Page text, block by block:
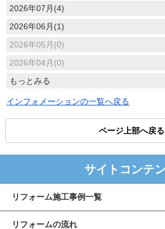
2026年07月(4)
2026年06月(1)
2026年05月(0)
2026年04月(0)
もっとみる
インフォメーションの一覧へ戻る
ページ上部へ戻る
サイトコンテ
リフォーム施工事例一覧
リフォームの流れ